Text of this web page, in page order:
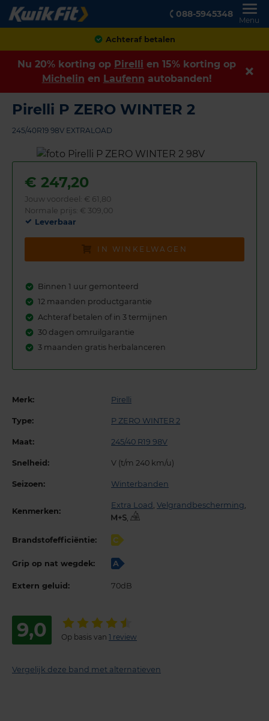
088-5945348
Menu
Achteraf betalen
Nu 20% korting op Pirelli en 15% korting op
Michelin en Laufenn autobanden!
Pirelli P ZERO WINTER 2
245/40R19 98V EXTRALOAD
€ 247,20
Jouw voordeel: € 61,80
Normale prijs: € 309,00
Leverbaar
IN WINKELWAGEN
Binnen 1 uur gemonteerd
12 maanden productgarantie
Achteraf betalen of in 3 termijnen
30 dagen omruilgarantie
3 maanden gratis herbalanceren
Merk: Pirelli
Type: P ZERO WINTER 2
Maat: 245/40 R19 98V
Snelheid: V (t/m 240 km/u)
Seizoen: Winterbanden
Kenmerken:
Extra Load Velgrandbescherming
,
Brandstofefficiëntie: C
Grip op nat wegdek: A
Extern geluid: 70dB
9,0 Op basis van 1 review
Vergelijk deze band met alternatieven